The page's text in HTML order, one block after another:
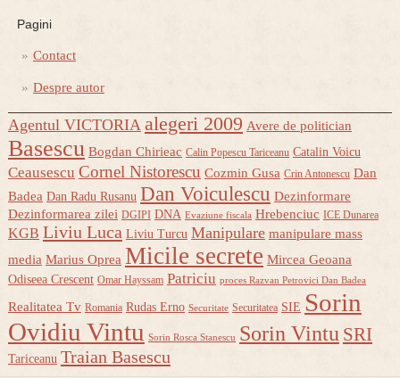
Pagini
Contact
Despre autor
Agentul VICTORIA alegeri 2009 Avere de politician
Basescu Bogdan Chirieac Calin Popescu Tariceanu Catalin Voicu
Ceausescu Cornel Nistorescu Cozmin Gusa Crin Antonescu Dan
Badea Dan Radu Rusanu Dan Voiculescu Dezinformare
Dezinformarea zilei DGIPI DNA Evaziune fiscala Hrebenciuc ICE Dunarea
KGB Liviu Luca Liviu Turcu Manipulare manipulare mass
media Marius Oprea Micile secrete Mircea Geoana
Odiseea Crescent Omar Hayssam Patriciu proces Razvan Petrovici Dan Badea
Realitatea Tv Romania Rudas Erno Securitate Securitatea SIE Sorin
Ovidiu Vintu Sorin Rosca Stanescu Sorin Vintu SRI
Tariceanu Traian Basescu